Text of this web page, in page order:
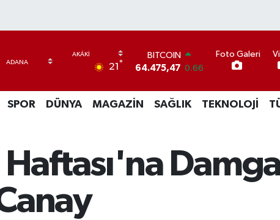
21 °
DOLAR
47,5971 0.05
55,1336 0.18
STERLİN
BİST100
13.703 0
Foto Galeri
SPOR DÜNYA MAGAZİN SAĞLIK TEKNOLOJİ
Haftası'na